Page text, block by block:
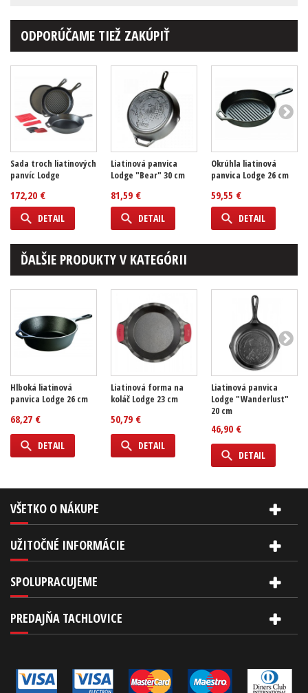
ODPORÚČAME TIEŽ ZAKÚPIŤ
Sada troch liatinových
panvíc Lodge
172,20 €
DETAIL
Liatinová panvica
Lodge "Bear" 30 cm
81,59 €
DETAIL
Okrúhla liatinová
panvica Lodge 26 cm
59,55 €
DETAIL
ĎALŠIE PRODUKTY V KATEGÓRII
Hlboká liatinová
panvica Lodge 26 cm
68,27 €
DETAIL
Liatinová forma na
koláč Lodge 23 cm
50,79 €
DETAIL
Liatinová panvica
Lodge "Wanderlust"
20 cm
46,90 €
DETAIL
VŠETKO O NÁKUPE
UŽITOČNÉ INFORMÁCIE
SPOLUPRACUJEME
PREDAJŇA TACHLOVICE